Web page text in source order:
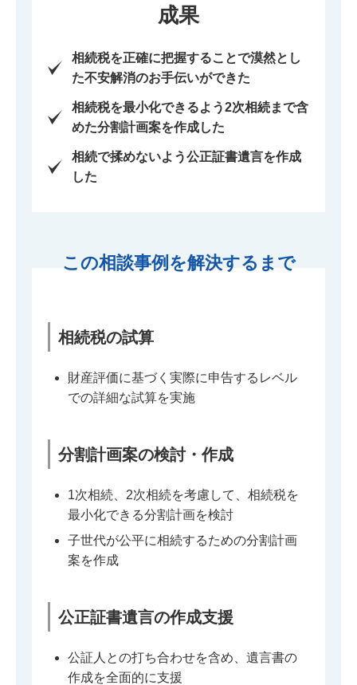
成果
相続税を正確に把握することで漠然とし
た不安解消のお手伝いができた
相続税を最小化できるよう2次相続まで含
めた分割計画案を作成した
相続で揉めないよう公正証書遺言を作成
した
この相談事例を解決するまで
相続税の試算
財産評価に基づく実際に申告するレベル
での詳細な試算を実施
分割計画案の検討・作成
1次相続、2次相続を考慮して、相続税を
最小化できる分割計画を検討
子世代が公平に相続するための分割計画
案を作成
公正証書遺言の作成支援
公証人との打ち合わせを含め、遺言書の
作成を全面的に支援